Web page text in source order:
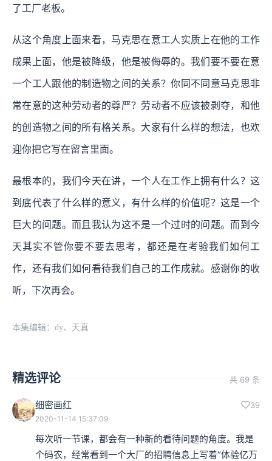
了工厂老板。
从这个角度上面来看，马克思在意工人实质上在他的工作
成果上面，他是被降级，他是被侮辱的。我们要不要在意
一个工人跟他的制造物之间的关系？你同不同意马克思非
常在意的这种劳动者的尊严？劳动者不应该被剥夺，和他
的创造物之间的所有格关系。大家有什么样的想法，也欢
迎你把它写在留言里面。
最根本的，我们今天在讲，一个人在工作上拥有什么？这
到底代表了什么样的意义，有什么样的价值呢？这是一个
巨大的问题。而且我认为这不是一个过时的问题。而到今
天其实不管你要不要去思考，都还是在考验我们如何工
作，还有我们如何看待我们自己的工作成就。感谢你的收
听，下次再会。
本集编辑：dy、天真
精选评论 共 69 条
细密画红 39
2020-11-14 15:37:09
每次听一节课，都会有一种新的看待问题的角度。我是
个码农，经常看到一个大厂的招聘信息上写着“体验亿万